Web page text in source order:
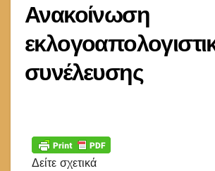
Ανακοίνωση
συνέλευσης
Δείτε σχετικά